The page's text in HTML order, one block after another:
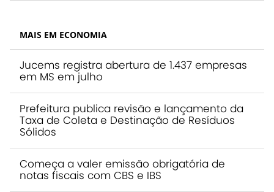
MAIS EM ECONOMIA
Jucems registra abertura de 1.437 empresas
em MS em julho
Prefeitura publica revisão e lançamento da
Taxa de Coleta e Destinação de Resíduos
Sólidos
Começa a valer emissão obrigatória de
notas fiscais com CBS e IBS